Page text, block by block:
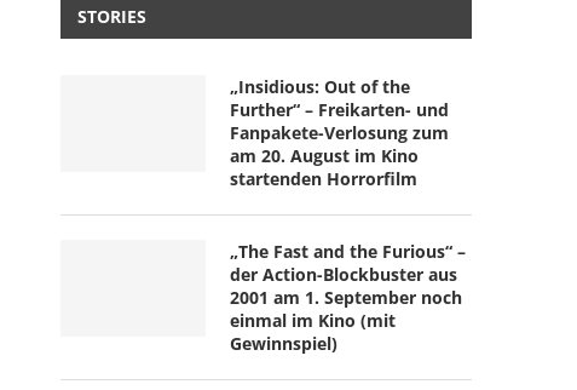
STORIES
„Insidious: Out of the
Further“ – Freikarten- und
Fanpakete-Verlosung zum
am 20. August im Kino
startenden Horrorfilm
„The Fast and the Furious“ –
der Action-Blockbuster aus
2001 am 1. September noch
einmal im Kino (mit
Gewinnspiel)